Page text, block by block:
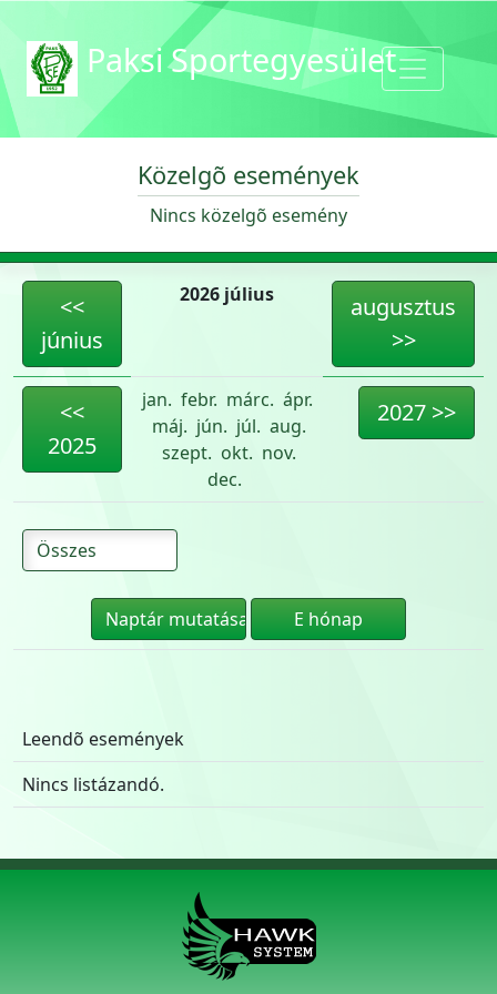
Paksi Sportegyesület
Közelgõ események
Nincs közelgõ esemény
<<
június
2026 július
augusztus
>>
<<
2025
jan. febr. márc. ápr.
máj. jún. júl. aug.
szept. okt. nov.
dec.
2027 >>
Leendõ események
Nincs listázandó.